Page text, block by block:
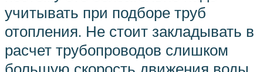
учитывать при подборе труб
отопления. Не стоит закладывать в
расчет трубопроводов слишком